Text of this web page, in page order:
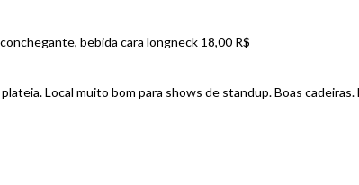
bebida cara longneck 18,00 R$
Local muito bom para shows de standup. Boas